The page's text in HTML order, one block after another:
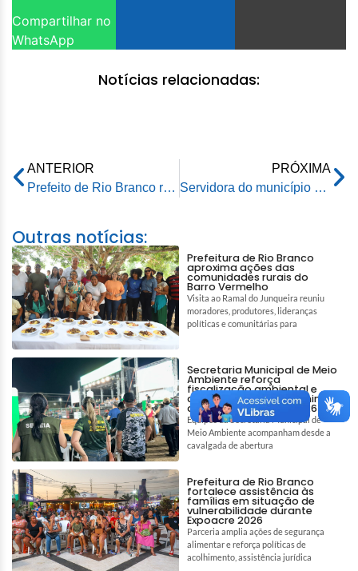
Compartilhar no
WhatsApp
Notícias relacionadas:
ANTERIOR
Prefeito de Rio Branco recebe reitor da Catedral e garante apoio ao Círio de Nazaré
PRÓXIMA
Servidora do município de Rio Branco participa como co-autora do livro Mulheres na Gastronomia
Outras notícias:
Prefeitura de Rio Branco
aproxima ações das
comunidades rurais do
Barro Vermelho
Visita ao Ramal do Junqueira reuniu
moradores, produtores, lideranças
políticas e comunitárias para
Secretaria Municipal de Meio
Ambiente reforça
fiscalização ambiental e
ações de bem-estar animal
durante a Expoacre 2026
Equipes da Secretaria Municipal de
Meio Ambiente acompanham desde a
cavalgada de abertura
Prefeitura de Rio Branco
fortalece assistência às
famílias em situação de
vulnerabilidade durante
Expoacre 2026
Parceria amplia ações de segurança
alimentar e reforça políticas de
acolhimento, assistência jurídica